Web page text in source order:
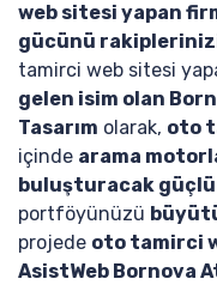
web sitesi yapan
gücünü
tamirci web sitesi
gelen isim olan
Tasarım olarak, oto
içinde arama
buluşturacak
portföyünüzü
projede oto tamirci
AsistWeb Bornova